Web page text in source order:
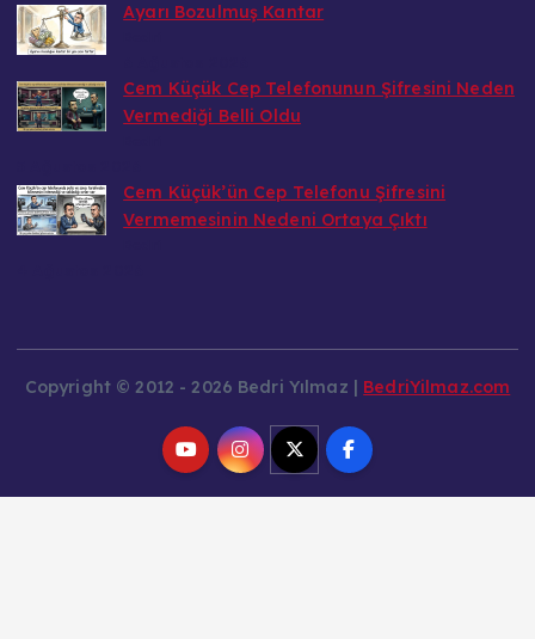
Ayarı Bozulmuş Kantar
Cem Küçük Cep Telefonunun Şifresini Neden
Vermediği Belli Oldu
Cem Küçük’ün Cep Telefonu Şifresini
Vermemesinin Nedeni Ortaya Çıktı
Copyright © 2012 - 2026 Bedri Yılmaz | BedriYilmaz.com